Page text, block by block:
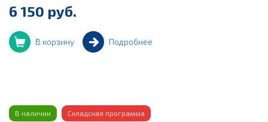
6 150 руб.
В корзину Подробнее
В наличии Складская программа